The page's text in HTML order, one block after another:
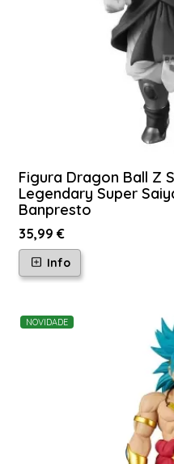
Figura Dragon Ball Z
Legendary Super
Banpresto
35,99 €
Info
NOVIDADE